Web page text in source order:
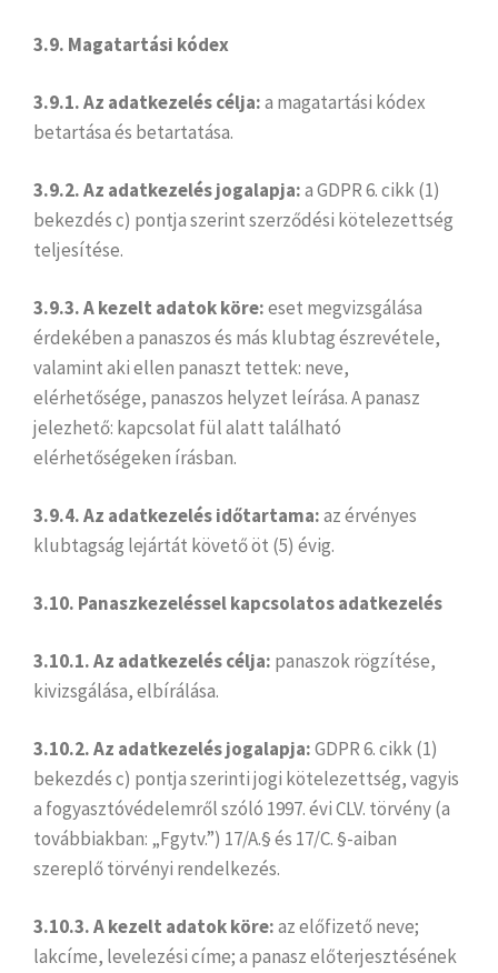
3.9. Magatartási kódex
3.9.1. Az adatkezelés célja:a magatartási kódex
betartása és betartatása.
3.9.2. Az adatkezelés jogalapja:a GDPR 6. cikk (1)
bekezdés c) pontja szerint szerződési kötelezettség
teljesítése.
3.9.3. A kezelt adatok köre:eset megvizsgálása
érdekében a panaszos és más klubtag észrevétele,
valamint aki ellen panaszt tettek: neve,
elérhetősége, panaszos helyzet leírása. A panasz
jelezhető: kapcsolat fül alatt található
elérhetőségeken írásban.
3.9.4. Az adatkezelés időtartama:az érvényes
klubtagság lejártát követő öt (5) évig.
3.10. Panaszkezeléssel kapcsolatos adatkezelés
3.10.1. Az adatkezelés célja: panaszok rögzítése,
kivizsgálása, elbírálása.
3.10.2. Az adatkezelés jogalapja:GDPR 6. cikk (1)
bekezdés c) pontja szerinti jogi kötelezettség, vagyis
a fogyasztóvédelemről szóló 1997. évi CLV. törvény (a
továbbiakban: „Fgytv.”) 17/A.§ és 17/C. §-aiban
szereplő törvényi rendelkezés.
3.10.3. A kezelt adatok köre:az előfizető neve;
lakcíme, levelezési címe; a panasz előterjesztésének